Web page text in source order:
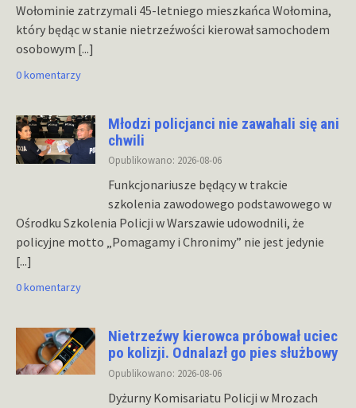
Wołominie zatrzymali 45-letniego mieszkańca Wołomina,
który będąc w stanie nietrzeźwości kierował samochodem
osobowym [...]
0 komentarzy
Młodzi policjanci nie zawahali się ani
chwili
Opublikowano: 2026-08-06
Funkcjonariusze będący w trakcie
szkolenia zawodowego podstawowego w
Ośrodku Szkolenia Policji w Warszawie udowodnili, że
policyjne motto „Pomagamy i Chronimy” nie jest jedynie
[...]
0 komentarzy
Nietrzeźwy kierowca próbował uciec
po kolizji. Odnalazł go pies służbowy
Opublikowano: 2026-08-06
Dyżurny Komisariatu Policji w Mrozach